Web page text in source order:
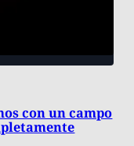
con un campo